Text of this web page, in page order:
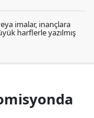
imalar, inançlara
harflerle yazılmış